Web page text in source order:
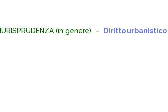
(in genere) – Diritto